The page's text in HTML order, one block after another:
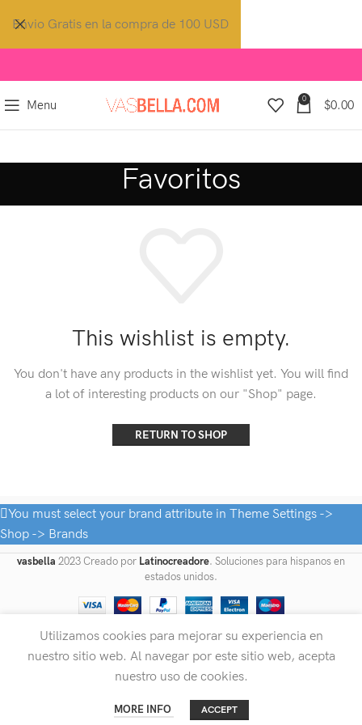
Menu 0 $0.00
Favoritos
This wishlist is empty.
You don't have any products in the wishlist yet. You will find
a lot of interesting products on our "Shop" page.
RETURN TO SHOP
You must select your brand attribute in Theme Settings ->
Shop -> Brands
vasbella 2023 Creado por Latinocreadore. Soluciones para hispanos en
estados unidos.
Envio Gratis en la compra de 100 USD
Utilizamos cookies para mejorar su experiencia en
nuestro sitio web. Al navegar por este sitio web, acepta
nuestro uso de cookies.
MORE INFO ACCEPT